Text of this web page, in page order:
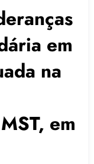
em
na
em